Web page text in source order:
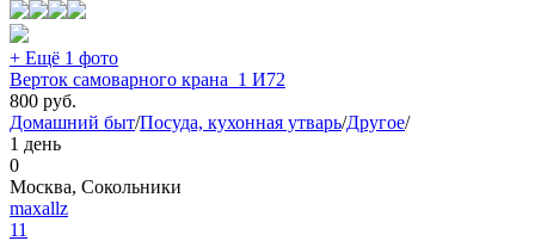
+ Ещё 1 фото
Верток самоварного крана_1 И72
800 руб.
Домашний быт/Посуда, кухонная утварь/Другое/
1 день
0
Москва, Сокольники
maxallz
11